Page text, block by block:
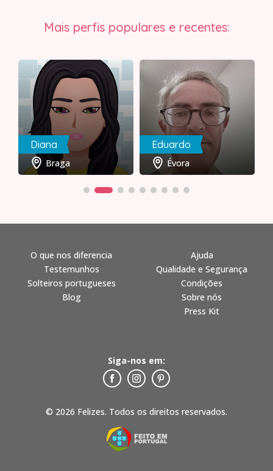
Mais perfis populares e recentes:
Diana
Braga
Eduardo
Évora
© 2026 Felizes. Todos os direitos reservados.
O que nos diferencia
Testemunhos
Solteiros portugueses
Blog
Ajuda
Qualidade e Segurança
Condições
Sobre nós
Press Kit
Siga-nos em: